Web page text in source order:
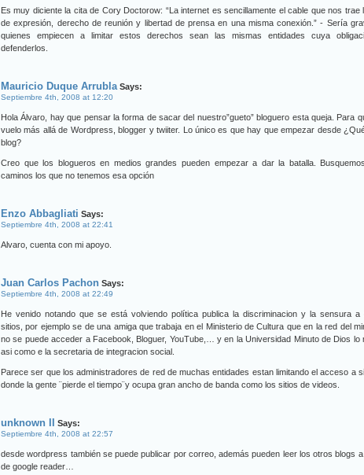
Es muy diciente la cita de Cory Doctorow: “La internet es sencillamente el cable que nos trae
de expresión, derecho de reunión y libertad de prensa en una misma conexión.” - Sería
quienes empiecen a limitar estos derechos sean las mismas entidades cuya
defenderlos.
Mauricio Duque Arrubla Says:
Septiembre 4th, 2008 at 12:20
Hola Álvaro, hay que pensar la forma de sacar del nuestro”gueto” bloguero esta queja. Para
vuelo más allá de Wordpress, blogger y twiiter. Lo único es que hay que empezar desde
blog?
Creo que los blogueros en medios grandes pueden empezar a dar la batalla.
caminos los que no tenemos esa opción
Enzo Abbagliati Says:
Septiembre 4th, 2008 at 22:41
Alvaro, cuenta con mi apoyo.
Juan Carlos Pachon Says:
Septiembre 4th, 2008 at 22:49
He venido notando que se está volviendo política publica la discriminacion y la sensura a
sitios, por ejemplo se de una amiga que trabaja en el Ministerio de Cultura que en la red del
no se puede acceder a Facebook, Bloguer, YouTube,… y en la Universidad Minuto de Dios lo
asi como e la secretaria de integracion social.
Parece ser que los administradores de red de muchas entidades estan limitando el acceso a
donde la gente ¨pierde el tiempo¨y ocupa gran ancho de banda como los sitios de videos.
unknown II Says:
Septiembre 4th, 2008 at 22:57
desde wordpress también se puede publicar por correo, además pueden leer los otros blogs
de google reader…